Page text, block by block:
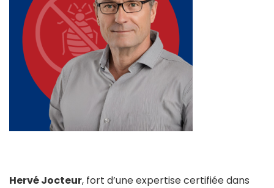
Hervé Jocteur, fort d’une expertise certifiée dans